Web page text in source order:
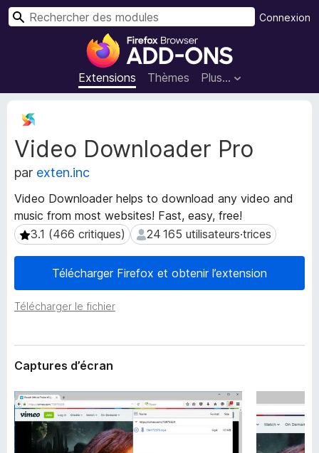
M
o
d
u
s
p
u
r
l
e
a
a
u
r
F
Extensions Thèmes Plus…
Connexion
R
Video Downloader Pro
par exten.inc
Video Downloader helps to download any video and
music from most websites! Fast, easy, free!
3.1 (466 critiques)
3.1 (466 critiques) 24 165 utilisateurs·trices
24 165 utilisateurs·trices
Télécharger Firefox et obtenir l’extension
Télécharger le fichier
M
t
a
d
n
n
é
e
e
l
t
n
s
i
o
Captures d’écran